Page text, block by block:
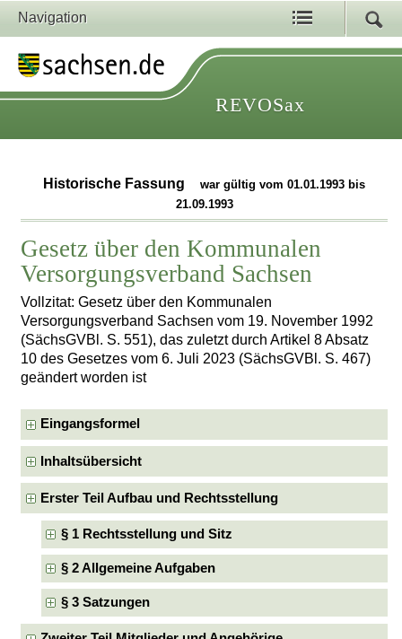
Navigation
REVOSax
Historische Fassung
war gültig vom 01.01.1993 bis
21.09.1993
Gesetz über den Kommunalen
Versorgungsverband Sachsen
Vollzitat: Gesetz über den Kommunalen
Versorgungsverband Sachsen vom 19. November 1992
(SächsGVBl. S. 551), das zuletzt durch Artikel 8 Absatz
10 des Gesetzes vom 6. Juli 2023 (SächsGVBl. S. 467)
geändert worden ist
Eingangsformel
Inhaltsübersicht
Erster Teil Aufbau und Rechtsstellung
§ 1 Rechtsstellung und Sitz
§ 2 Allgemeine Aufgaben
§ 3 Satzungen